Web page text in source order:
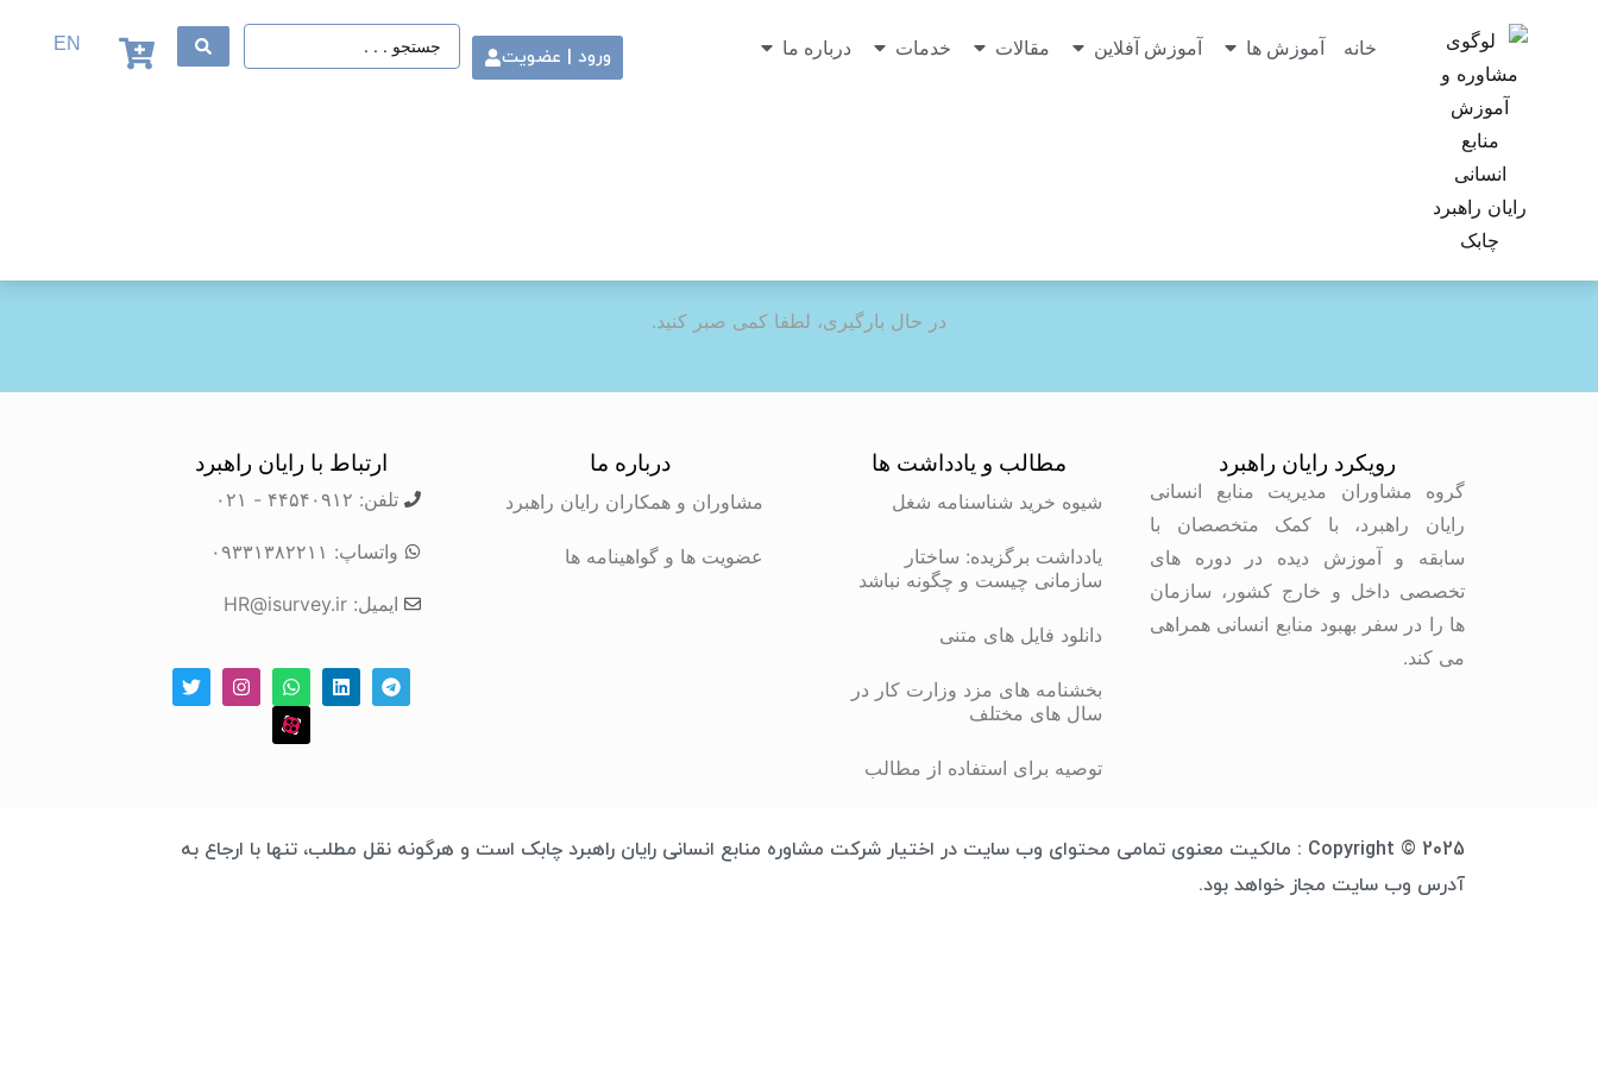
خانه آموزش ها آموزش آفلاین مقالات خدمات درباره ما ورود | عضویت
EN
در حال بارگیری، لطفا کمی صبر کنید.
رویکرد رایان راهبرد
گروه مشاوران مدیریت منابع انسانی
رایان راهبرد، با کمک متخصصان با
سابقه و آموزش دیده در دوره های
تخصصی داخل و خارج کشور، سازمان
ها را در سفر بهبود منابع انسانی همراهی
می کند.
مطالب و یادداشت ها
شیوه خرید شناسنامه شغل
یادداشت برگزیده: ساختار
سازمانی چیست و چگونه نباشد
دانلود فایل های متنی
بخشنامه های مزد وزارت کار در
سال های مختلف
توصیه برای استفاده از مطالب
درباره ما
مشاوران و همکاران رایان راهبرد
عضویت ها و گواهینامه ها
ارتباط با رایان راهبرد
تلفن: ۴۴۵۴۰۹۱۲ - ۰۲۱
واتساپ: ۰۹۳۳۱۳۸۲۲۱۱
ایمیل: HR@isurvey.ir
Copyright © 2025 : مالکیت معنوی تمامی محتوای وب سایت در اختیار شرکت مشاوره منابع انسانی رایان راهبرد چابک است و هرگونه نقل مطلب، تنها با ارجاع به
آدرس وب سایت مجاز خواهد بود.